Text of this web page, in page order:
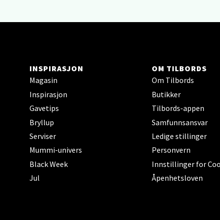
INSPIRASJON
Magasin
Inspirasjon
Gavetips
Bryllup
Serviser
Mummi-univers
Black Week
Jul
OM TILBORDS
Om Tilbords
Butikker
Tilbords-appen
Samfunnsansvar
Ledige stillinger
Personvern
Innstillinger for
Åpenhetsloven
Åpent i
Folke